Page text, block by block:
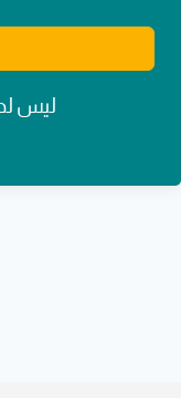
ليس